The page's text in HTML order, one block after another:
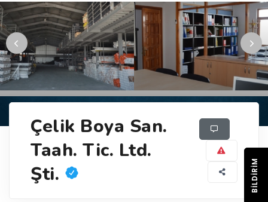
FIRMALAR
ÜRÜNLER
NASIL ÇALIŞIR?
YARDIM
Çelik Boya San.
Taah. Tic. Ltd.
Şti.
BILDIRIM